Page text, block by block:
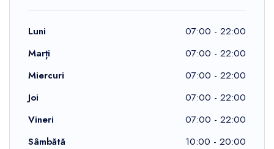
Luni
07:00 - 22:00
Marți
07:00 - 22:00
Miercuri
07:00 - 22:00
Joi
07:00 - 22:00
Vineri
07:00 - 22:00
Sâmbătă
10:00 - 20:00